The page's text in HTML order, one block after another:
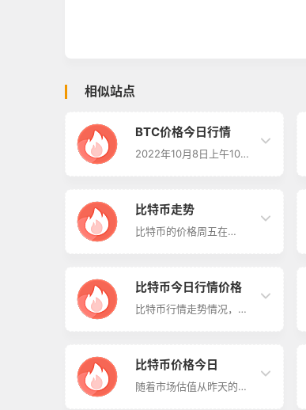
相似站点
BTC价格今日行情
2022年10月8日上午10点
承压在20500下方，行情
多次上涨试探均未突破，
KDJ指标在70轴一线金叉
量，短线行情有走出M型
双顶回落趋势。 昨日K线
当前呈上插针阴K，KDJ指
标三线出现拐头，MACD
开口未继…
比特币走势
比特币的价格周五在
大的加密货币与美国股市
一起暴跌。标准普尔500
指数下跌2.77%，所有主
“底气十足”，加密货币市
场与美股一起下跌。 比特
币小幅下跌 2.9%至
19,500 美元附近，道琼
比特币今日行情价格
比特币行情走势情况，日
力度施压阻碍。 再想去回
到20000关口位置，周末
行情而言几乎是有些困难
比特币价格今日
随着市场估值从昨天的